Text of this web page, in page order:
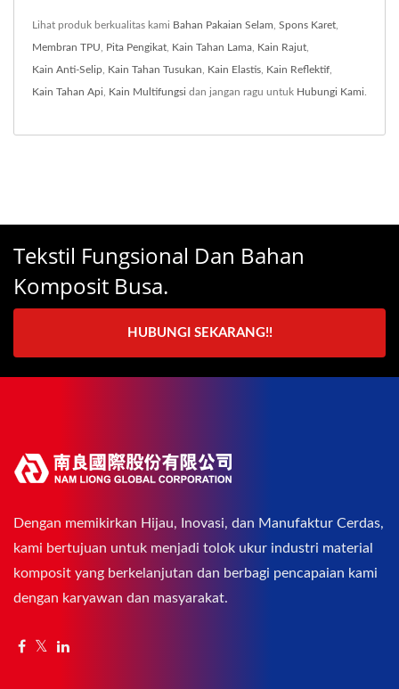
Lihat produk berkualitas kami Bahan Pakaian Selam Spons Karet
Membran TPU Pita Pengikat Kain Tahan Lama Kain Rajut
Kain Anti-Selip Kain Tahan Tusukan Kain Elastis Kain Reflektif
Kain Tahan Api Kain Multifungsi dan jangan ragu untuk Hubungi Kami
Tekstil Fungsional Dan Bahan
Komposit Busa.
HUBUNGI SEKARANG!!
Dengan memikirkan Hijau, Inovasi, dan Manufaktur Cerdas,
kami bertujuan untuk menjadi tolok ukur industri material
komposit yang berkelanjutan dan berbagi pencapaian kami
dengan karyawan dan masyarakat.